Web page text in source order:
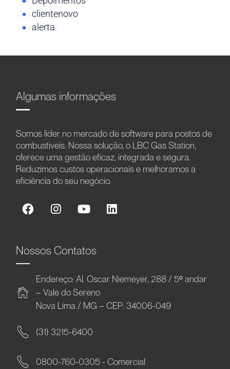
clientenovo
alerta
Algumas informações
Somos líder no mercado de software para postos de
combustíveis. Nossa solução, o LBC Gas Station,
oferece uma gestão eficaz, integrada e segura.
Reduzimos custos operacionais e melhoramos a
eficiência do seu negócio.
Nossos Contatos
Endereço: Al. Oscar Niemeyer, 288 / 5º andar
– Vale do Sereno
Nova Lima / MG – CEP: 34006-049
(31) 3215-6400
0800-760-0305 - Comercial